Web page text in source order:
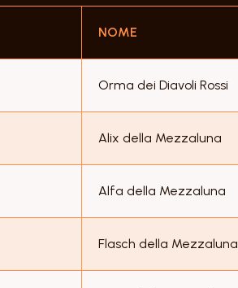
NOME
Orma dei Diavoli Rossi
Alix della Mezzaluna
Alfa della Mezzaluna
Flasch della Mezzaluna